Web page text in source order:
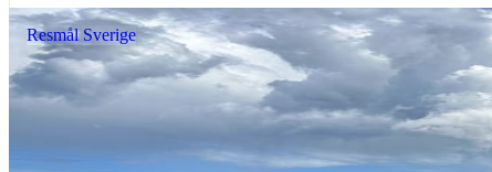
Resmål Sverige